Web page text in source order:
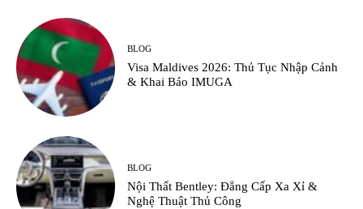
BLOG
Visa Maldives 2026: Thủ Tục Nhập Cảnh
& Khai Báo IMUGA
BLOG
Nội Thất Bentley: Đẳng Cấp Xa Xỉ &
Nghệ Thuật Thủ Công